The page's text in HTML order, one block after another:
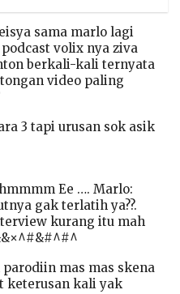
sama marlo lagi
volix nya ziva
berkali-kali ternyata
video paling
3 tapi urusan sok asik
Ee …. Marlo:
gak terlatih ya??.
kurang itu mah
mas mas skena
keterusan kali yak